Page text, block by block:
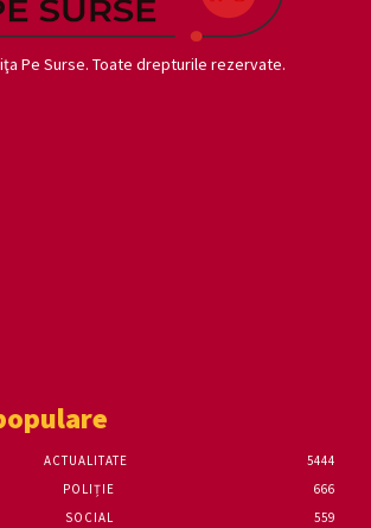
Pe Surse. Toate drepturile rezervate.
ACTUALITATE
5444
POLIȚIE
666
SOCIAL
559